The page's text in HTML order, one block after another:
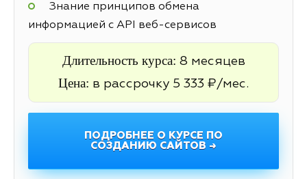
Знание принципов обмена
информацией с API веб-сервисов
Длительность курса: 8 месяцев
Цена: в рассрочку 5 333 ₽/мес.
ПОДРОБНЕЕ О КУРСЕ ПО
СОЗДАНИЮ САЙТОВ →